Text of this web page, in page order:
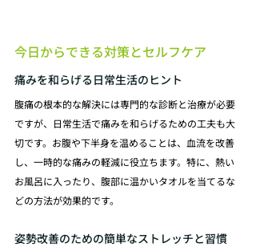
今日からできる対策とセルフケア
痛みを和らげる日常生活のヒント
腹痛の根本的な解決には専門的な診断と治療が必要
ですが、日常生活で痛みを和らげるための工夫も大
切です。お腹や下半身を温めることは、血流を改善
し、一時的な痛みの軽減に役立ちます。特に、熱い
お風呂に入ったり、腹部に温かいタオルを当てるな
どの方法が効果的です。
姿勢改善のための簡単なストレッチと習慣